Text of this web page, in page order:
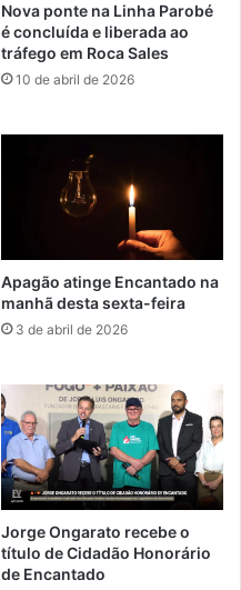
Nova ponte na Linha Parobé
é concluída e liberada ao
tráfego em Roca Sales
10 de abril de 2026
Apagão atinge Encantado na
manhã desta sexta-feira
3 de abril de 2026
Jorge Ongarato recebe o
título de Cidadão Honorário
de Encantado